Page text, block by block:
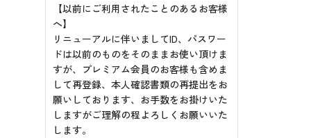
【以前にご利用されたことのあるお客様
へ】
リニューアルに伴いましてID、パスワー
ドは以前のものをそのままお使い頂けま
すが、プレミアム会員のお客様も含めま
して再登録、本人確認書類の再提出をお
願いしております、お手数をお掛けいた
しますがご理解の程よろしくお願いいた
します。